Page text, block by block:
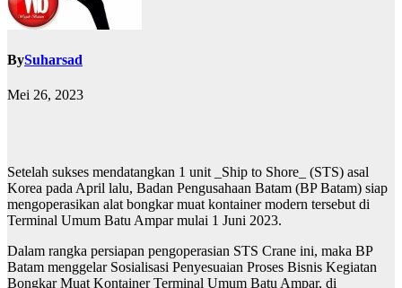
BySuharsad
Mei 26, 2023
Setelah sukses mendatangkan 1 unit _Ship to Shore_ (STS) asal
Korea pada April lalu, Badan Pengusahaan Batam (BP Batam) siap
mengoperasikan alat bongkar muat kontainer modern tersebut di
Terminal Umum Batu Ampar mulai 1 Juni 2023.
Dalam rangka persiapan pengoperasian STS Crane ini, maka BP
Batam menggelar Sosialisasi Penyesuaian Proses Bisnis Kegiatan
Bongkar Muat Kontainer Terminal Umum Batu Ampar, di